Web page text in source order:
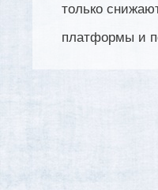
только
платформы и